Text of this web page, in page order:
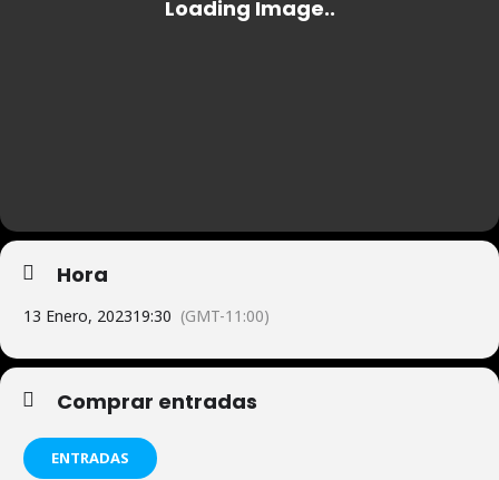
Hora
13 Enero, 202319:30 (GMT-11:00)
Comprar entradas
ENTRADAS